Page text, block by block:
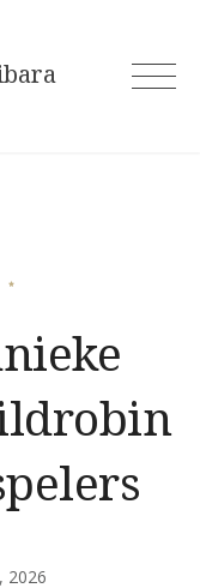
2026